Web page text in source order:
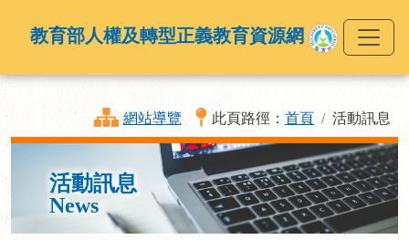
教育部人權及轉型正義教育資源網
網站導覽 此頁路徑： 首頁 活動訊息
活動訊息
News